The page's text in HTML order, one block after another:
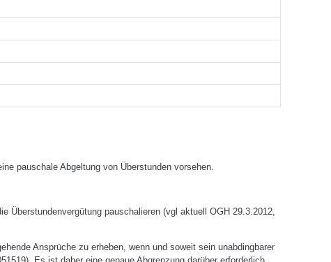
pauschale Abgeltung von Überstunden vorsehen.
Überstundenvergütung pauschalieren (vgl aktuell OGH 29.3.2012,
Ansprüche zu erheben, wenn und soweit sein unabdingbarer